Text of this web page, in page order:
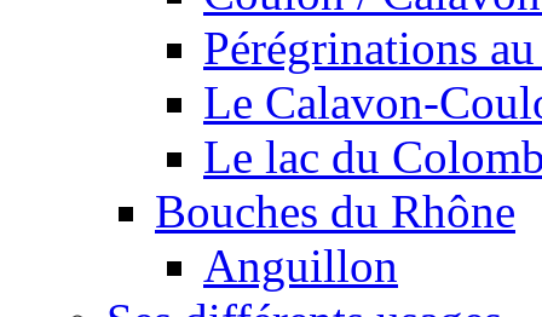
Pérégrinations
Le Calavon-
Le lac du
Bouches du Rhône
Anguillon